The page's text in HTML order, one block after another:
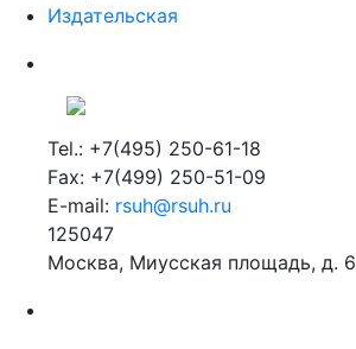
Издательская
Tel.: +7(495) 250-61-18
Fax: +7(499) 250-51-09
E-mail: rsuh@rsuh.ru
125047
Москва, Миусская площадь, д. 6